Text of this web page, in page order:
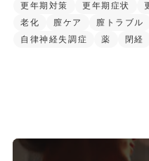
更年期対策
更年期症状
老化
膣ケア 膣トラブル
自律神経失調症
薬 閉経